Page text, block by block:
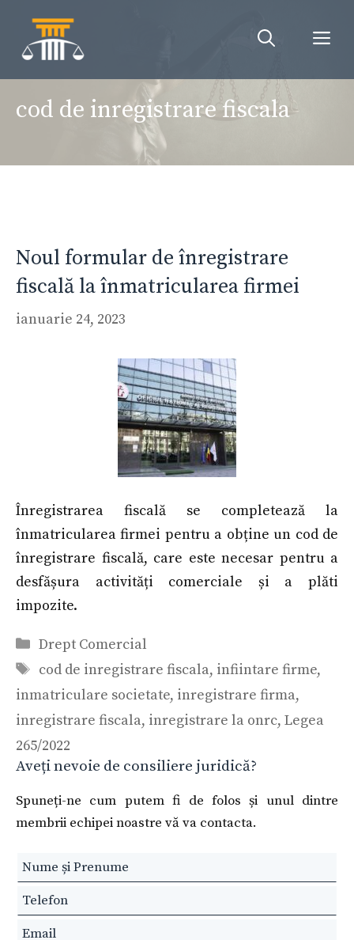
conținut
cod de inregistrare fiscala
Noul formular de înregistrare
fiscală la înmatricularea firmei
ianuarie 24, 2023
Înregistrarea fiscală se completează la
înmatricularea firmei pentru a obține un cod de
înregistrare fiscală, care este necesar pentru a
desfășura activități comerciale și a plăti
impozite.
Categorii
Drept Comercial
Etichete
cod de inregistrare fiscala, infiintare firme,
inmatriculare societate, inregistrare firma,
inregistrare fiscala, inregistrare la onrc, Legea
265/2022
Aveți nevoie de consiliere juridică?
Spuneți-ne cum putem fi de folos și unul dintre
membrii echipei noastre vă va contacta.
Leave
this
field
blank